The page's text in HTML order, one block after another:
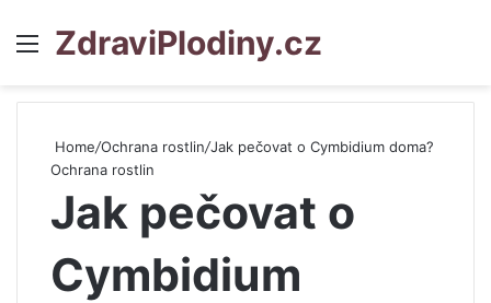
Menu
ZdraviPlodiny.cz
Home/Ochrana rostlin/Jak pečovat o Cymbidium doma?
Ochrana rostlin
Jak pečovat o
Cymbidium